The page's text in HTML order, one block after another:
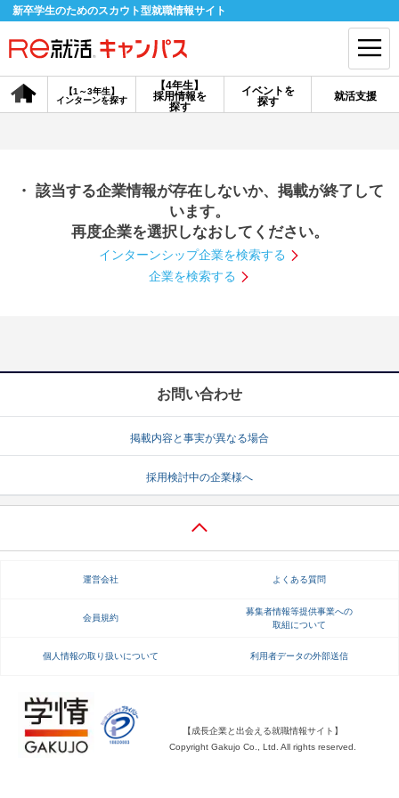
新卒学生のためのスカウト型就職情報サイト
【4年生】
採用情報を
探す
【1～3年生】
インターンを探す
イベントを
探す
就活支援
会員登録 ログイン
探す
【4年生】
説明会を探す
インターンを探す
就活ノウハウ・サポート
就活支援
就活ノウハウが満載！ お役立ち記事・相談室など
適職診断 就活チャンネル
・ 該当する企業情報が存在しないか、掲載が終了して
います。
再度企業を選択しなおしてください。
インターンシップ企業を検索する
企業を検索する
お問い合わせ
掲載内容と事実が異なる場合
採用検討中の企業様へ
運営会社 よくある質問
会員規約
募集者情報等提供事業への
取組について
個人情報の取り扱いについて 利用者データの外部送信
【成長企業と出会える就職情報サイト】
Copyright Gakujo Co., Ltd. All rights reserved.